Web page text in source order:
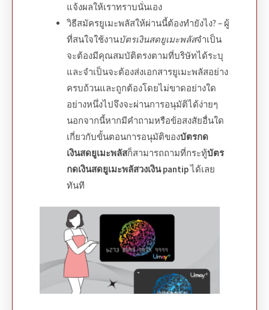
แจ้งผลให้เราทราบนั่นเอง
วิธีสมัครยูเมะพลัสให้ผ่านนี้ต้องทำยังไง? – ผู้
ที่สนใจใช้งานบัตรเงินสดยูเมะพลัสจำเป็น
จะต้องมีคุณสมบัติตรงตามที่บริษัทได้ระบุ
และจำเป็นจะต้องส่งเอกสารยูเมะพลัสอย่าง
ครบถ้วนและถูกต้องโดยไม่ขาดอย่างใด
อย่างหนึ่งไปจึงจะผ่านการอนุมัติได้ง่ายๆ
นอกจากนี้หากมีคำถามหรือข้อสงสัยอื่นใด
เกี่ยวกับขั้นตอนการอนุมัติของบัตรกด
เงินสดยูเมะพลัสก็สามารถถามที่กระทู้บัตร
กดเงินสดยูเมะพลัสวงเงิน pantipได้เลย
ทันที